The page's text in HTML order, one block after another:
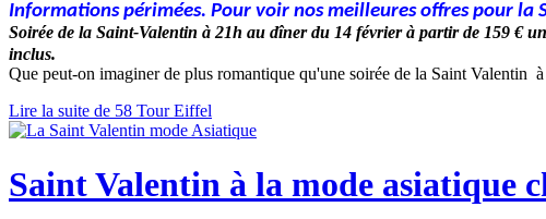
Informations périmées. Pour voir nos meilleures offres pour la
Soirée de la Saint-Valentin à 21h au dîner du 14 févrierà partir de 159 €
inclus.
Que peut-on imaginer de plus romantique qu'une soirée de la Saint Valentin
Lire la suite de 58 Tour Eiffel
Saint Valentin à la mode asiatique